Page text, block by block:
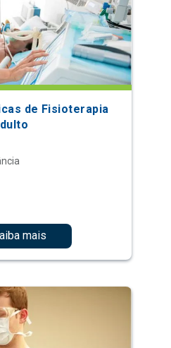
de Fisioterapia
mais